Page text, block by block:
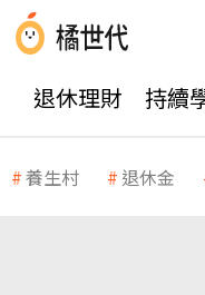
退休理財 持續
養生村 退休金